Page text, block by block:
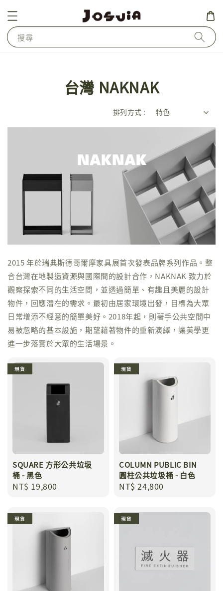
搜尋
台灣 NAKNAK
排列方式 :
2015 年於瑞典斯德哥爾摩家具展首次發表品牌系列作品。整
合台灣在地製造資源與國際間的設計合作，NAKNAK 致力於
觀察探索不同的生活空間，並透過簡單、有趣且美麗的設計
物件，回應潛在的需求。最初由居家環境出發，目標為大眾
日常增添不經意的簡單美好。2018年起，則著手公共空間中
易被忽略的基本設施，期望藉著物件的重新演繹，讓美學更
進一步落實於大眾的生活場景。
現貨
SQUARE 方形公共垃圾
桶 - 黑色
Regular
NT$ 19,800
現貨
COLUMN PUBLIC BIN
圓柱公共垃圾桶 - 白色
Regular
NT$ 24,800
現貨 現貨